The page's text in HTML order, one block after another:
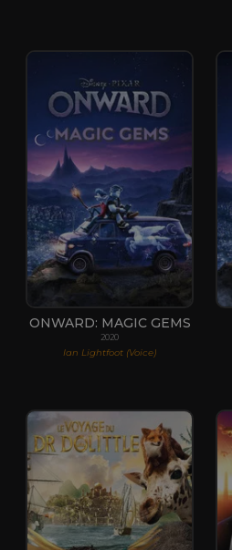
ONWARD: MAGIC GEMS
2020
Ian Lightfoot (Voice)